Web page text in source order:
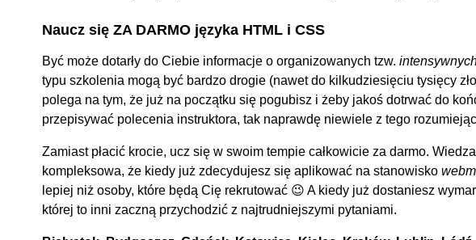
Naucz się ZA DARMO języka HTML i CSS
Być może dotarły do Ciebie informacje o organizowanych tzw.
typu szkolenia mogą być bardzo drogie (nawet do kilkudziesięciu tysięcy
polega na tym, że już na początku się pogubisz i żeby jakoś dotrwać do
przepisywać polecenia instruktora, tak naprawdę niewiele z tego
Zamiast płacić krocie, ucz się w swoim tempie całkowicie za darmo.
kompleksowa, że kiedy już zdecydujesz się aplikować na stanowisko
lepiej niż osoby, które będą Cię rekrutować 😉 A kiedy już dostaniesz
której to inni zaczną przychodzić z najtrudniejszymi pytaniami.